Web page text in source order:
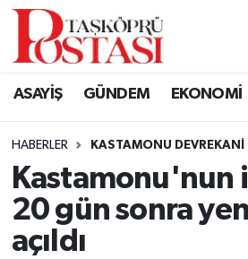
ASAYİŞ GÜNDEM EKONOMİ
HABERLER KASTAMONU DEVREKANI
Kastamonu'nun
20 gün sonra
açıldı
Kastamonu Vefat Edenler
Araç Haberleri
Azdavay Haberleri